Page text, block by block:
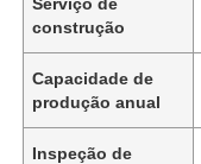
construção
Capacidade de
produção anual
Inspeção de